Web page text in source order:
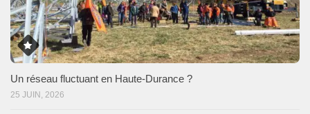
Un réseau fluctuant en Haute-Durance ?
25 JUIN, 2026